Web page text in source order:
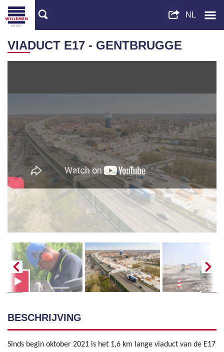
VIADUCT E17 - GENTBRUGGE
BESCHRIJVING
Sinds begin oktober 2021 is het 1,6 km lange viaduct van de E17